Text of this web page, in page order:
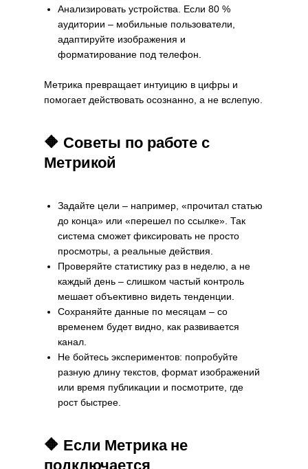
Анализировать устройства. Если 80 %
аудитории – мобильные пользователи,
адаптируйте изображения и
форматирование под телефон.
Метрика превращает интуицию в цифры и
помогает действовать осознанно, а не вслепую.
🔶 Советы по работе с
Метрикой
Задайте цели – например, «прочитал статью
до конца» или «перешел по ссылке». Так
система сможет фиксировать не просто
просмотры, а реальные действия.
Проверяйте статистику раз в неделю, а не
каждый день – слишком частый контроль
мешает объективно видеть тенденции.
Сохраняйте данные по месяцам – со
временем будет видно, как развивается
канал.
Не бойтесь экспериментов: попробуйте
разную длину текстов, формат изображений
или время публикации и посмотрите, где
рост быстрее.
🔶 Если Метрика не
подключается